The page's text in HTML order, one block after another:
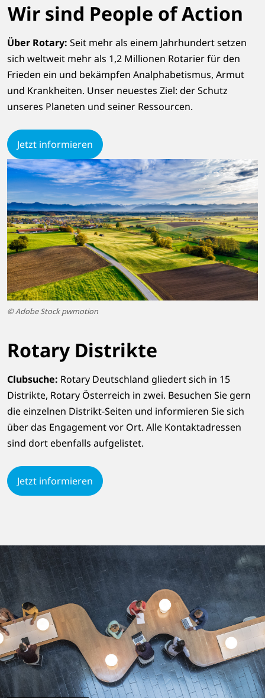
Wir sind People of Action
Über Rotary: Seit mehr als einem Jahrhundert setzen
sich weltweit mehr als 1,2 Millionen Rotarier für den
Frieden ein und bekämpfen Analphabetismus, Armut
und Krankheiten. Unser neuestes Ziel: der Schutz
unseres Planeten und seiner Ressourcen.
Jetzt informieren
© Adobe Stock pwmotion
Rotary Distrikte
Clubsuche: Rotary Deutschland gliedert sich in 15
Distrikte, Rotary Österreich in zwei. Besuchen Sie gern
die einzelnen Distrikt-Seiten und informieren Sie sich
über das Engagement vor Ort. Alle Kontaktadressen
sind dort ebenfalls aufgelistet.
Jetzt informieren